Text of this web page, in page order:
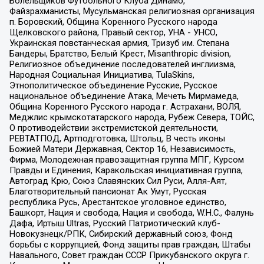
Файзрахманисты, Мусульманская религиозная организация
п. Боровский, Община Коренного Русского народа
Щелковского района, Правый сектор, УНА - УНСО,
Украинская повстанческая армия, Тризуб им. Степана
Бандеры, Братство, Белый Крест, Misanthropic division,
Религиозное объединение последователей инглиизма,
Народная Социальная Инициатива, TulaSkins,
Этнополитическое объединение Русские, Русское
национальное объединение Атака, Мечеть Мирмамеда,
Община Коренного Русского народа г. Астрахани, ВОЛЯ,
Меджлис крымскотатарского народа, Рубеж Севера, ТОЙС,
О противодействии экстремистской деятельности,
РЕВТАТПОД, Артподготовка, Штольц, В честь иконы
Божией Матери Державная, Сектор 16, Независимость,
Фирма, Молодежная правозащитная группа МПГ, Курсом
Правды и Единения, Каракольская инициативная группа,
Автоград Крю, Союз Славянских Сил Руси, Алля-Аят,
Благотворительный пансионат Ак Умут, Русская
республика Русь, Арестантское уголовное единство,
Башкорт, Нация и свобода, Нация и свобода, W.H.С., Фалунь
Дафа, Иртыш Ultras, Русский Патриотический клуб-
Новокузнецк/РПК, Сибирский державный союз, Фонд
борьбы с коррупцией, Фонд защиты прав граждан, Штабы
Навального, Совет граждан СССР Прикубанского округа г.